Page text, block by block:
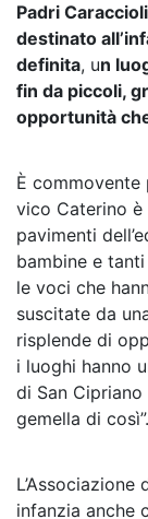
Padri
destinato
definita, un
fin da piccoli,
opportunità
È commovente
vico Caterino è
pavimenti
bambine e
le voci che
suscitate da
risplende di
i luoghi hanno
di San Cipriano
gemella di così”.
infanzia anche